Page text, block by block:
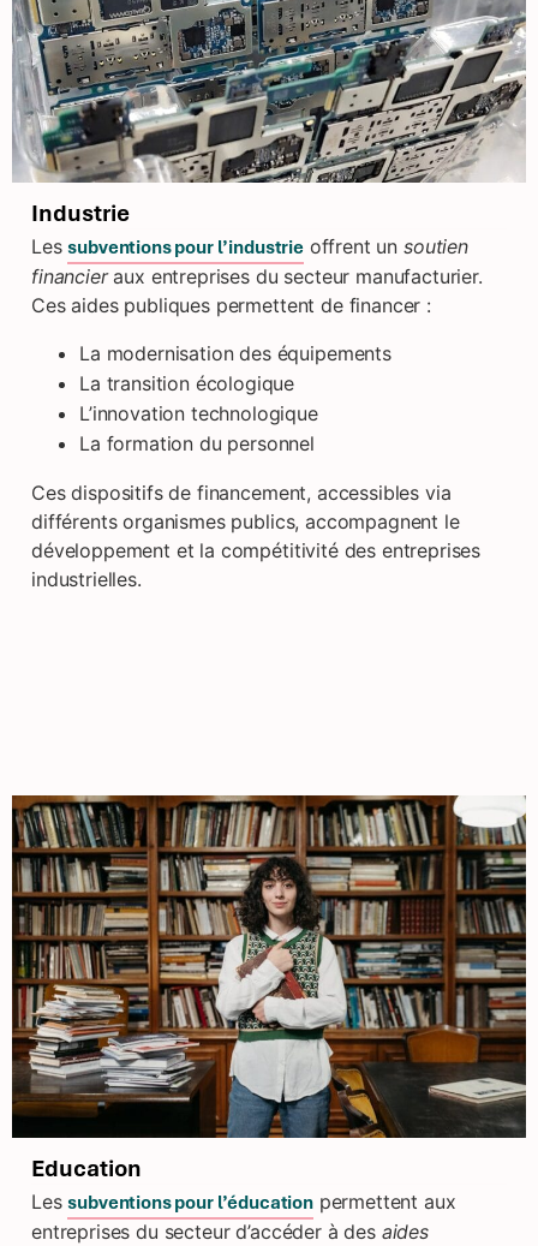
Industrie
Lessubventions pour l’industrieoffrent un soutien
financieraux entreprises du secteur manufacturier.
Ces aides publiques permettent de financer :
La modernisation des équipements
La transition écologique
L’innovation technologique
La formation du personnel
Ces dispositifs de financement, accessibles via
différents organismes publics, accompagnent le
développement et la compétitivité des entreprises
industrielles.
Education
Lessubventions pour l’éducationpermettent aux
entreprises du secteur d’accéder à des aides